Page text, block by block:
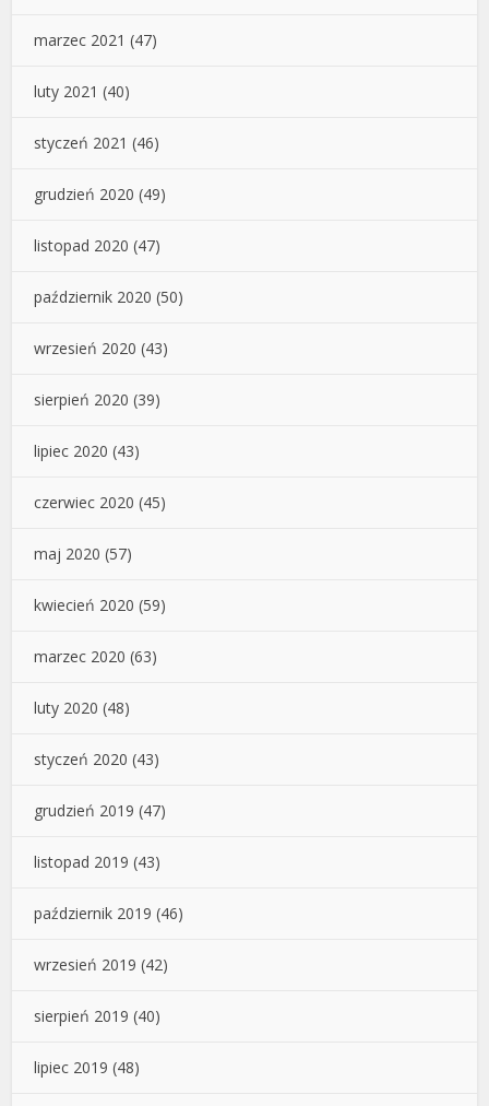
marzec 2021 (47)
luty 2021 (40)
styczeń 2021 (46)
grudzień 2020 (49)
listopad 2020 (47)
październik 2020 (50)
wrzesień 2020 (43)
sierpień 2020 (39)
lipiec 2020 (43)
czerwiec 2020 (45)
maj 2020 (57)
kwiecień 2020 (59)
marzec 2020 (63)
luty 2020 (48)
styczeń 2020 (43)
grudzień 2019 (47)
listopad 2019 (43)
październik 2019 (46)
wrzesień 2019 (42)
sierpień 2019 (40)
lipiec 2019 (48)